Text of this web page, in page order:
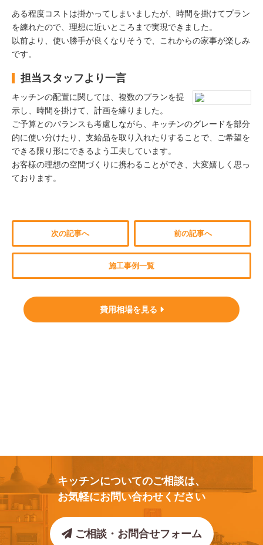
ある程度コストは掛かってしまいましたが、時間を掛けてプラン
を練れたので、理想に近いところまで実現できました。
以前より、使い勝手が良くなりそうで、これからの家事が楽しみ
です。
担当スタッフより一言
キッチンの配置に関しては、複数のプランを提
示し、時間を掛けて、計画を練りました。
ご予算とのバランスも考慮しながら、キッチンのグレードを部分
的に使い分けたり、支給品を取り入れたりすることで、ご希望を
できる限り形にできるよう工夫しています。
お客様の理想の空間づくりに携わることができ、大変嬉しく思っ
ております。
次の記事へ 前の記事へ
施工事例一覧
費用相場を見る
キッチンについてのご相談は、
お気軽にお問い合わせください
ご相談・お問合せフォーム